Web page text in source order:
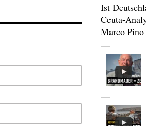
Ist
Ceuta-
Marco Pino